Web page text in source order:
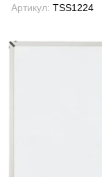
Артикул: TSS1224